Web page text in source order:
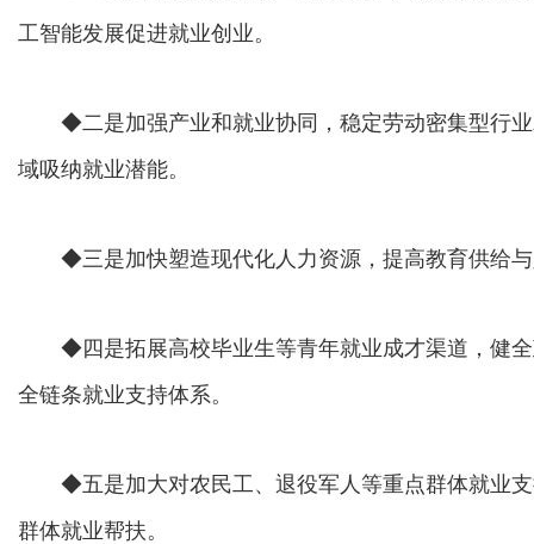
工智能发展促进就业创业。
◆二是加强产业和就业协同，稳定劳动密集型行业
域吸纳就业潜能。
◆三是加快塑造现代化人力资源，提高教育供给与
◆四是拓展高校毕业生等青年就业成才渠道，健全
全链条就业支持体系。
◆五是加大对农民工、退役军人等重点群体就业支
群体就业帮扶。